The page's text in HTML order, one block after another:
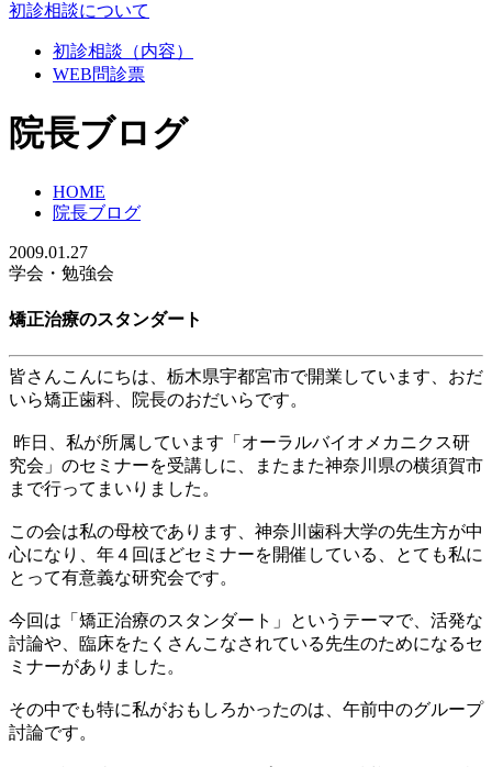
初診相談について
初診相談（内容）
WEB問診票
院長ブログ
HOME
院長ブログ
2009.01.27
学会・勉強会
矯正治療のスタンダート
皆さんこんにちは、 栃木県宇都宮市で開業しています、おだ
いら矯正歯科、院長のおだいらです。
昨日、私が所属しています「オーラルバイオメカニクス研
究会」のセミナーを受講しに、またまた神奈川県の横須賀市
まで行ってまいりました。
この会は私の母校であります、神奈川歯科大学の先生方が中
心になり、年４回ほどセミナーを開催している、とても私に
とって有意義な研究会です。
今回は「矯正治療のスタンダート」というテーマで、活発な
討論や、臨床をたくさんこなされている先生のためになるセ
ミナーがありました。
その中でも特に私がおもしろかったのは、午前中のグループ
討論です。